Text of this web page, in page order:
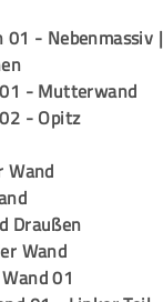
01 - Nebenmassiv |
- Mutterwand
- Opitz
Wand
Draußen
Wand
01